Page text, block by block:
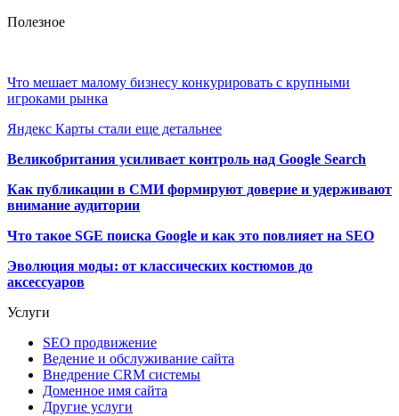
Полезное
Что мешает малому бизнесу конкурировать с крупными
игроками рынка
Яндекс Карты стали еще детальнее
Великобритания усиливает контроль над Google Search
Как публикации в СМИ формируют доверие и удерживают
внимание аудитории
Что такое SGE поиска Google и как это повлияет на SEO
Эволюция моды: от классических костюмов до
аксессуаров
Услуги
SEO продвижение
Ведение и обслуживание сайта
Внедрение CRM системы
Доменное имя сайта
Другие услуги